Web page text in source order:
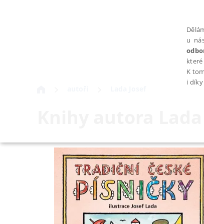
u
které
K
i
Nezbytně nutné soubory cookie umožňují základní
Provider /